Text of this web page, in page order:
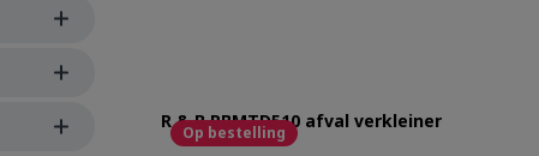
Op bestelling
R & B RBMTD510 afval verkleiner